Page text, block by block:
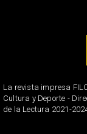
La revista impresa
Cultura y Deporte -
de la Lectura 2021-